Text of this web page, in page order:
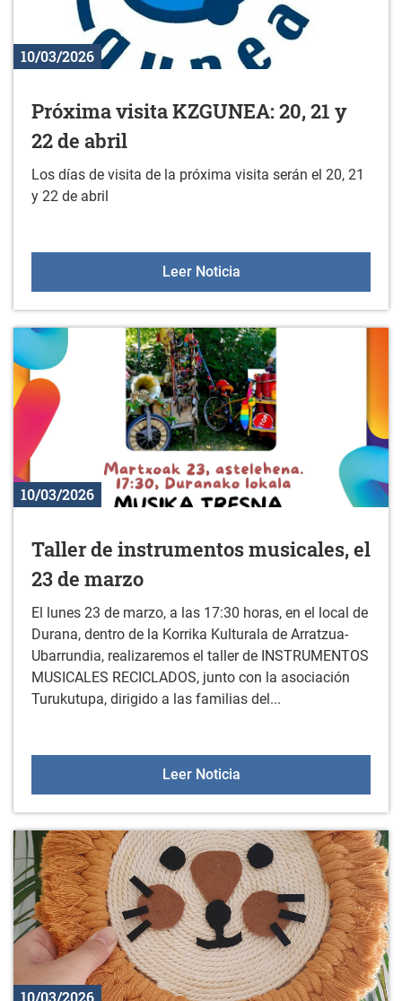
10/03/2026
Próxima visita KZGUNEA: 20, 21 y
22 de abril
Los días de visita de la próxima visita serán el 20, 21
y 22 de abril
Leer NoticiaPróxima visita
10/03/2026
Taller de instrumentos musicales, el
23 de marzo
El lunes 23 de marzo, a las 17:30 horas, en el local de
Durana, dentro de la Korrika Kulturala de Arratzua-
Ubarrundia, realizaremos el taller de INSTRUMENTOS
MUSICALES RECICLADOS, junto con la asociación
Turukutupa, dirigido a las familias del...
Leer NoticiaTaller de instrumentos